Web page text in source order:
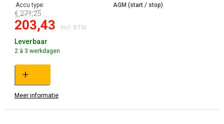
Accu type:
AGM (start / stop)
€ 271,25
203,43 Incl. BTW
Leverbaar
2 à 3 werkdagen
+
Meer informatie